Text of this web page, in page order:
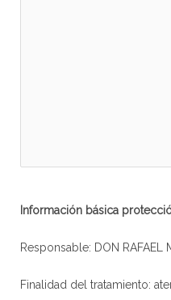
Información básica
Responsable: DON RAFAEL
Finalidad del tratamiento: